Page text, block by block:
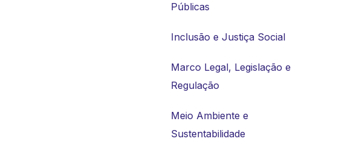
Públicas
Inclusão e Justiça Social
Marco Legal, Legislação e
Regulação
Meio Ambiente e
Sustentabilidade